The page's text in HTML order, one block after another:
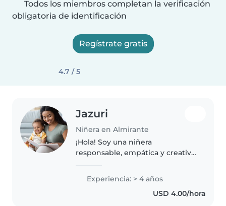
Todos los miembros completan la verificación
obligatoria de identificación
Regístrate gratis
4.7 / 5
Jazuri
Niñera en Almirante
¡Hola! Soy una niñera
responsable, empática y creativa
cuidando niños de todas las
edades. Tengo experiencia con
niños con necesidades
Experiencia: > 4 años
USD 4.00/hora